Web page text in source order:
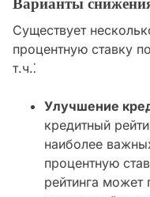
Варианты
Существует
процентную ставку
т.ч.⁚
Улучшение
кредитный
наиболее
процентную
рейтинга может